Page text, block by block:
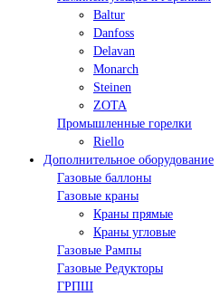
Baltur
Danfoss
Delavan
Monarch
Steinen
ZOTA
Промышленные горелки
Riello
Дополнительное оборудование
Газовые баллоны
Газовые краны
Краны прямые
Краны угловые
Газовые Рампы
Газовые Редукторы
ГРПШ